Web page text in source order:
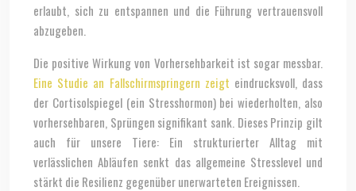
erlaubt, sich zu entspannen und die Führung vertrauensvoll
abzugeben.
Die positive Wirkung von Vorhersehbarkeit ist sogar messbar.
Eine Studie an Fallschirmspringern zeigt eindrucksvoll, dass
der Cortisolspiegel (ein Stresshormon) bei wiederholten, also
vorhersehbaren, Sprüngen signifikant sank. Dieses Prinzip gilt
auch für unsere Tiere: Ein strukturierter Alltag mit
verlässlichen Abläufen senkt das allgemeine Stresslevel und
stärkt die Resilienz gegenüber unerwarteten Ereignissen.